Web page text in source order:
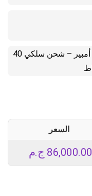
3988 أو 4252 مللي أمبير – شحن سلكي 40
السعر
ج.م 86,000.00